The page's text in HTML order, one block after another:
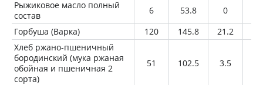
Рыжиковое масло полный
состав
6 53.8 0
Горбуша (Варка)
120 145.8 21.2
Хлеб ржано-пшеничный
бородинский (мука ржаная
обойная и пшеничная 2
сорта)
51 102.5 3.5